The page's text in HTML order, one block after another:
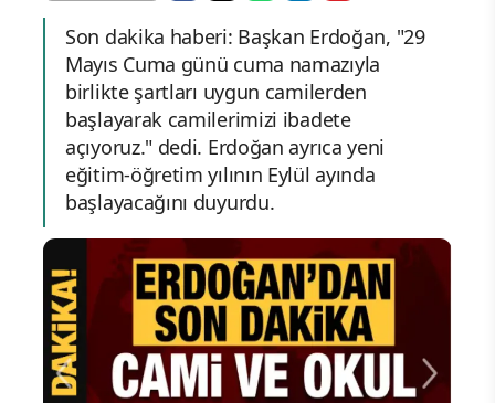
Son dakika haberi: Başkan Erdoğan, "29
Mayıs Cuma günü cuma namazıyla
birlikte şartları uygun camilerden
başlayarak camilerimizi ibadete
açıyoruz." dedi. Erdoğan ayrıca yeni
eğitim-öğretim yılının Eylül ayında
başlayacağını duyurdu.